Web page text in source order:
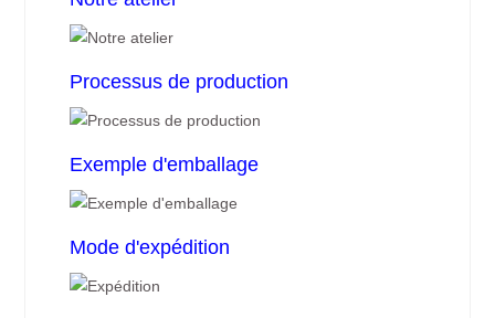
Processus de production
Exemple d'emballage
Mode d'expédition